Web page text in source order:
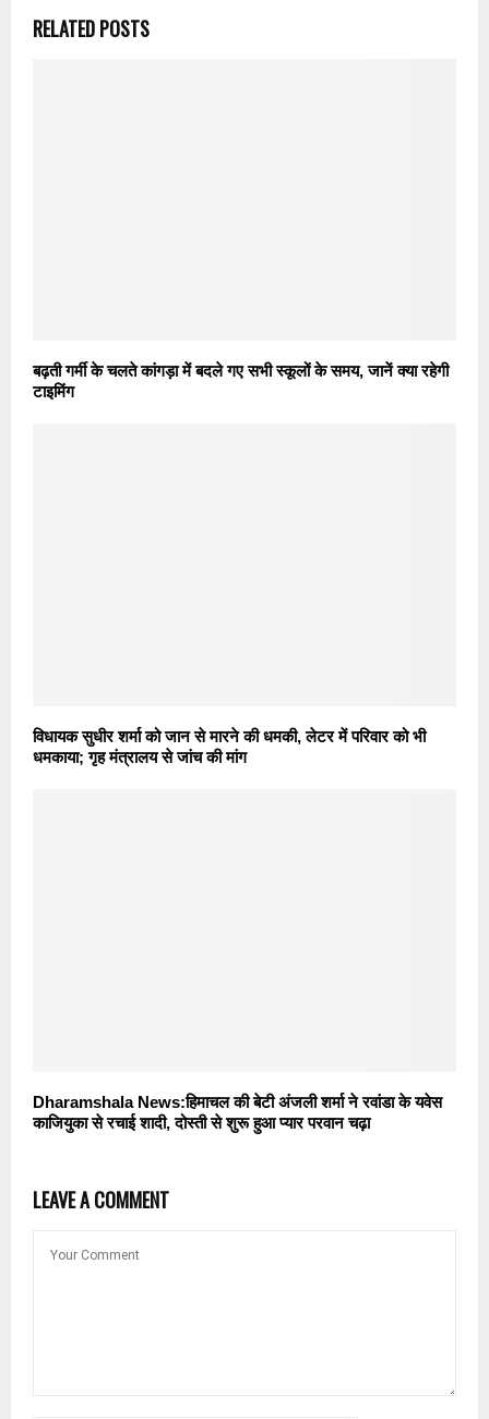
RELATED POSTS
बढ़ती गर्मी के चलते कांगड़ा में बदले गए सभी स्कूलों के समय, जानें क्या रहेगी
टाइमिंग
विधायक सुधीर शर्मा को जान से मारने की धमकी, लेटर में परिवार को भी
धमकाया; गृह मंत्रालय से जांच की मांग
Dharamshala News:हिमाचल की बेटी अंजली शर्मा ने रवांडा के यवेस
काजियुका से रचाई शादी, दोस्ती से शुरू हुआ प्यार परवान चढ़ा
LEAVE A COMMENT